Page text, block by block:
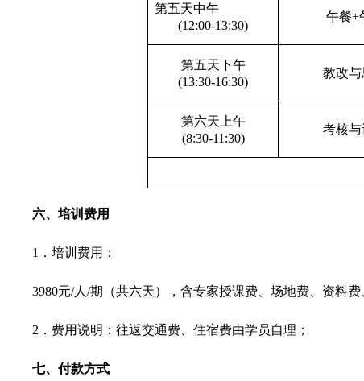
第五天中午
(12:00-13:30)
午餐+
第五天下午
(13:30-16:30)
教改与
第六天上午
(8:30-11:30)
考核与
六、培训费用
1．培训费用：
3980元/人/期（共六天），含专家授课费、场地费、资料费
2．费用说明：往返交通费、住宿费由学员自理；
七、付款方式